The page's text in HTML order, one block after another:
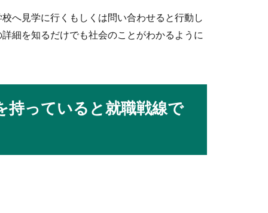
や苦手に感じる仕事の電話対応克服法！
張してしまい苦手に感じる事が多いと思います。私も事務の仕
へ見学に行くもしくは問い合わせると行動し
細を知るだけでも社会のことがわかるように
持っていると就職戦線で